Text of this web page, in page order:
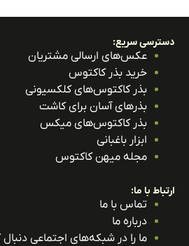
سریع:
عکس‌های ارسالی مشتریان
خرید بذر کاکتوس
بذر کاکتوس‌های کلکسیونی
بذرهای آسان برای کاشت
بذر کاکتوس‌های میکس
ابزار باغبانی
مجله میهن کاکتوس
با ما:
تماس با ما
درباره ما
ما را در شبکه‌های اجتماعی دنبال کنید: